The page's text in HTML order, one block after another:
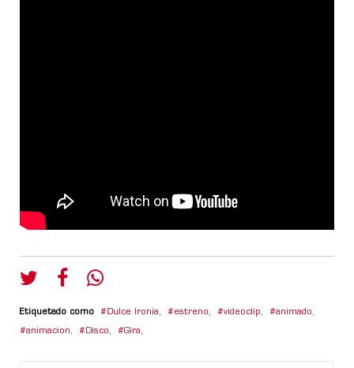
Etiquetado como Dulce Ironía, estreno, videoclip, animado,
animacion, Disco, Gira,